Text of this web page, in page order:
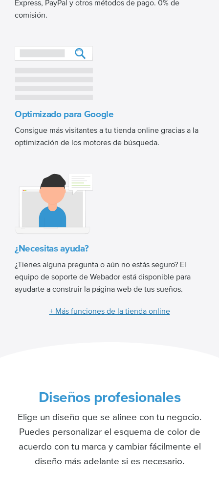
Express, PayPal y otros métodos de pago. 0% de
comisión.
Optimizado para Google
Consigue más visitantes a tu tienda online gracias a la
optimización de los motores de búsqueda.
¿Necesitas ayuda?
¿Tienes alguna pregunta o aún no estás seguro? El
equipo de soporte de Webador está disponible para
ayudarte a construir la página web de tus sueños.
+ Más funciones de la tienda online
Diseños profesionales
Elige un diseño que se alinee con tu negocio.
Puedes personalizar el esquema de color de
acuerdo con tu marca y cambiar fácilmente el
diseño más adelante si es necesario.